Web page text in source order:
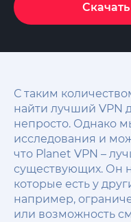
С таким
найти лучший VPN
непросто. Однако
исследования и
что Planet VPN –
существующих. Он
которые есть у
например,
или возможность